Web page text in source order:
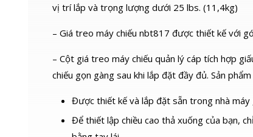
vị trí lắp và trọng lượng dưới 25 lbs. (11,4kg)
– Giá treo máy chiếu nbt817 được thiết kế với
– Cột giá treo máy chiếu quản lý cáp tích hợp
chiếu gọn gàng sau khi lắp đặt đầy đủ. Sản
Được thiết kế và lắp đặt sẵn trong nhà
Để thiết lập chiều cao thả xuống của bạn,